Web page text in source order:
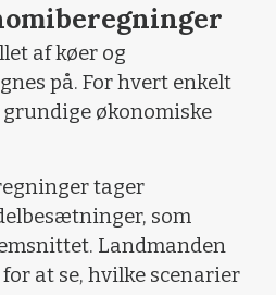
af køer og
på. For hvert enkelt
økonomiske
tager
som
Landmanden
at se, hvilke scenarier